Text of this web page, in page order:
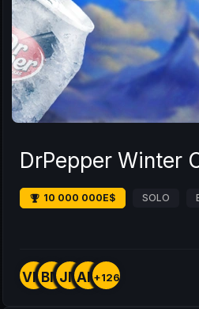
DrPepper Winter
10 000 000E$ SOLO
VMBMJMAM+126